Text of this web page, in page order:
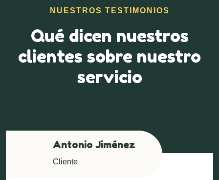
NUESTROS TESTIMONIOS
Qué dicen nuestros
clientes sobre nuestro
servicio
Antonio Jiménez
Cliente